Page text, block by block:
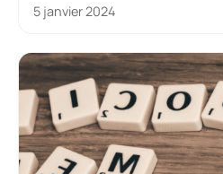
5 janvier 2024